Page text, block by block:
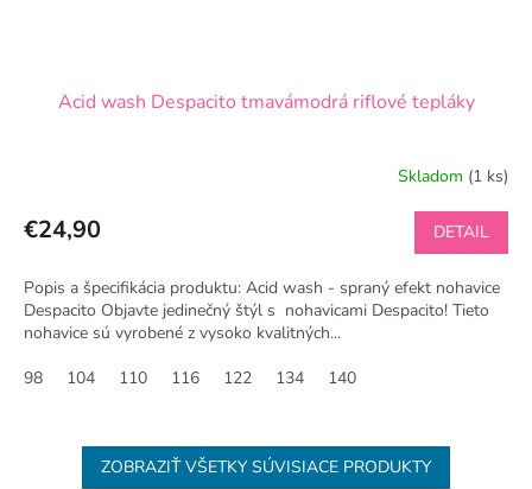
Acid wash Despacito tmavámodrá riflové tepláky
Skladom (1 ks)
€24,90 DETAIL
Popis a špecifikácia produktu: Acid wash - spraný efekt nohavice
Despacito Objavte jedinečný štýl s nohavicami Despacito! Tieto
nohavice sú vyrobené z vysoko kvalitných...
98
104 110 116 122 134 140
ZOBRAZIŤ VŠETKY SÚVISIACE PRODUKTY